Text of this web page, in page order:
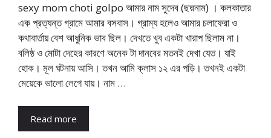
sexy mom choti golpo আমার নাম সুদেব (ছদ্মনাম) । কলকাতার
এক প্রত্যন্ত গ্রামে আমার বসবাস। গ্রাম্য হলেও আমার চলাফেরা ও
কথাবার্তায় বেশ আধুনিক ভাব ছিল। দেখতে খুব একটা খারাপ ছিলাম না।
বলিষ্ঠ ও মোটা দেহের কারণে অনেক টা দানবের মতনই দেখা যেত। যাই
হোক। মূল ঘটনায় আসি। তখন আমি ক্লাস ১২ এর পড়ি। তখনই একটা
মেয়েকে ভালো লেগে যায়। নাম …
Read more